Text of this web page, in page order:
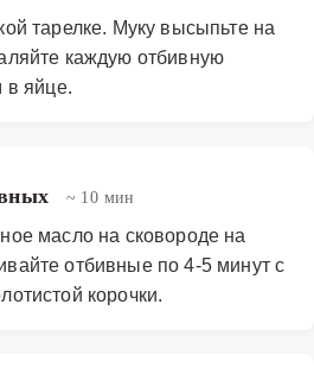
тарелке. Муку высыпьте на
каждую отбивную
в яйце.
~ 10 мин
масло на сковороде на
отбивные по 4-5 минут с
корочки.